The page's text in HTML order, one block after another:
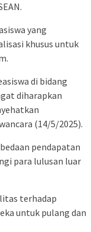
yang
khusus untuk
di bidang
diharapkan
(14/5/2025).
pendapatan
para lulusan luar
terhadap
untuk pulang dan